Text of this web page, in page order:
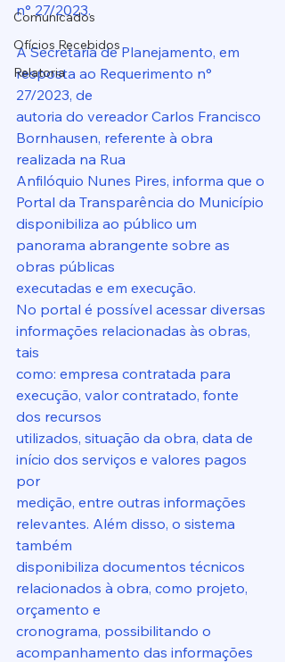
Comunicados
Ofícios Recebidos
Relatoria
n° 27/2023.
A Secretaria de Planejamento, em
resposta ao Requerimento n°
27/2023, de
autoria do vereador Carlos Francisco
Bornhausen, referente à obra
realizada na Rua
Anfilóquio Nunes Pires, informa que o
Portal da Transparência do Município
disponibiliza ao público um
panorama abrangente sobre as
obras públicas
executadas e em execução.
No portal é possível acessar diversas
informações relacionadas às obras,
tais
como: empresa contratada para
execução, valor contratado, fonte
dos recursos
utilizados, situação da obra, data de
início dos serviços e valores pagos
por
medição, entre outras informações
relevantes. Além disso, o sistema
também
disponibiliza documentos técnicos
relacionados à obra, como projeto,
orçamento e
cronograma, possibilitando o
acompanhamento das informações